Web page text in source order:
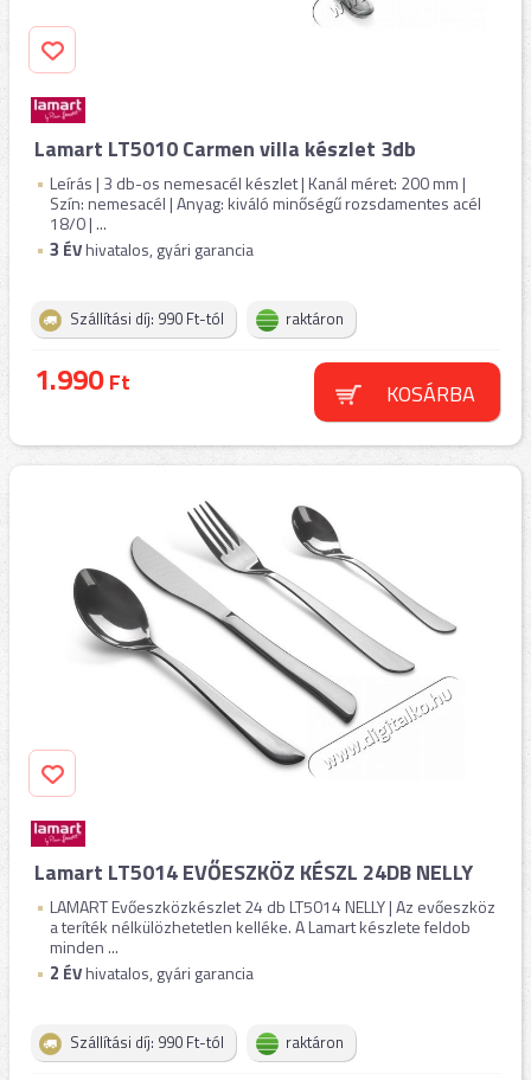
Lamart LT5010 Carmen villa készlet 3db
Leírás | 3 db-os nemesacél készlet | Kanál méret: 200 mm |
Szín: nemesacél | Anyag: kiváló minőségű rozsdamentes acél
18/0 | ...
3 ÉVhivatalos, gyári garancia
Szállítási díj: 990 Ft-tól raktáron
1.990Ft KOSÁRBA
Lamart LT5014 EVŐESZKÖZ KÉSZL 24DB NELLY
LAMART Evőeszközkészlet 24 db LT5014 NELLY | Az evőeszköz
a teríték nélkülözhetetlen kelléke. A Lamart készlete feldob
minden ...
2 ÉVhivatalos, gyári garancia
Szállítási díj: 990 Ft-tól raktáron